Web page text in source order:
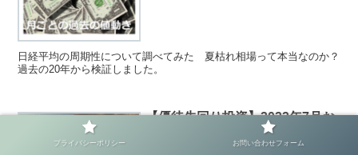
日経平均の周期性について調べてみた 夏枯れ相場って本当なのか？
過去の20年から検証しました。
【優待先回り投資】2022年7月お
プライバシーポリシー お問い合わせフォーム